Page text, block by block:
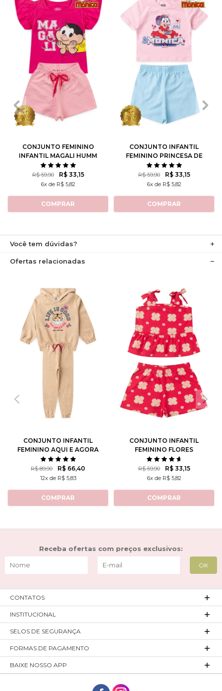
1 6
CONJUNTO FEMININO
INFANTIL MAGALI HUMM
AMO MELANCIA- TURMA
DA MÔNICA
R$ 59,90 R$ 33,15
6x de R$ 5,82
COMPRAR
1 6
10
CONJUNTO INFANTIL
FEMININO PRINCESA DE
ATITUDE - TURMA DA
MÔNICA
R$ 59,90 R$ 33,15
6x de R$ 5,82
COMPRAR
Você tem dúvidas?
Ofertas relacionadas
CONJUNTO INFANTIL
FEMININO AQUI E AGORA
R$ 89,90 R$ 66,40
12x de R$ 5,83
COMPRAR
CONJUNTO INFANTIL
FEMININO FLORES
ROTATIVAS
R$ 59,90 R$ 33,15
6x de R$ 5,82
COMPRAR
Receba ofertas com preços exclusivos:
CONTATOS
INSTITUCIONAL
SELOS DE SEGURANÇA
FORMAS DE PAGAMENTO
BAIXE NOSSO APP